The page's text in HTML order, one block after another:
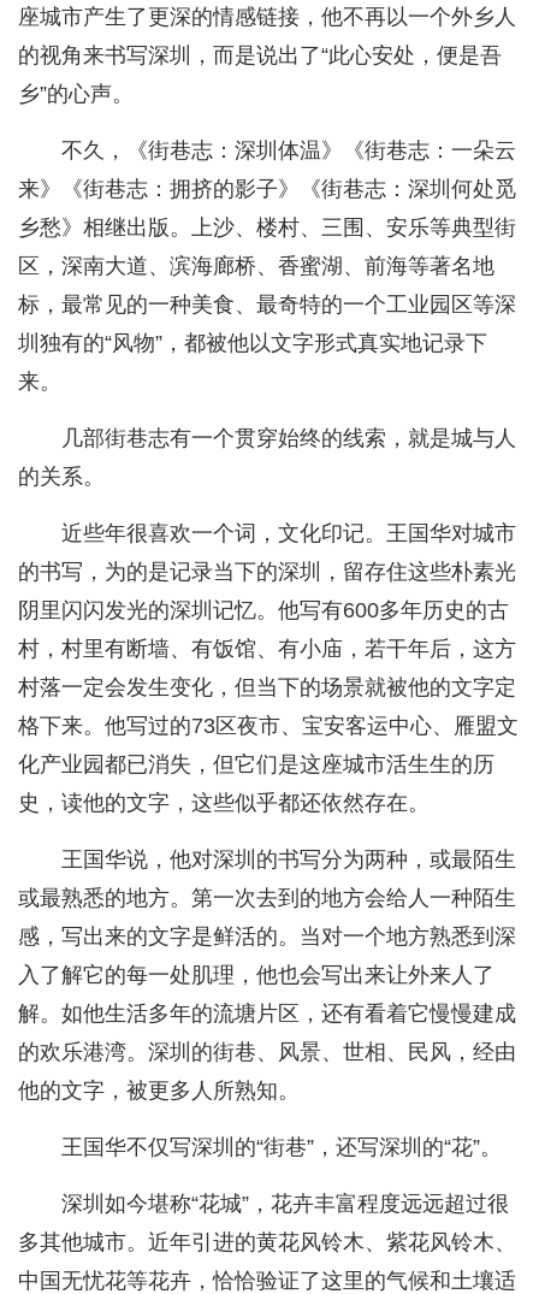
座城市产生了更深的情感链接，他不再以一个外乡人
的视角来书写深圳，而是说出了“此心安处，便是吾
乡”的心声。
不久，《街巷志：深圳体温》《街巷志：一朵云
来》《街巷志：拥挤的影子》《街巷志：深圳何处觅
乡愁》相继出版。上沙、楼村、三围、安乐等典型街
区，深南大道、滨海廊桥、香蜜湖、前海等著名地
标，最常见的一种美食、最奇特的一个工业园区等深
圳独有的“风物”，都被他以文字形式真实地记录下
来。
几部街巷志有一个贯穿始终的线索，就是城与人
的关系。
近些年很喜欢一个词，文化印记。王国华对城市
的书写，为的是记录当下的深圳，留存住这些朴素光
阴里闪闪发光的深圳记忆。他写有600多年历史的古
村，村里有断墙、有饭馆、有小庙，若干年后，这方
村落一定会发生变化，但当下的场景就被他的文字定
格下来。他写过的73区夜市、宝安客运中心、雁盟文
化产业园都已消失，但它们是这座城市活生生的历
史，读他的文字，这些似乎都还依然存在。
王国华说，他对深圳的书写分为两种，或最陌生
或最熟悉的地方。第一次去到的地方会给人一种陌生
感，写出来的文字是鲜活的。当对一个地方熟悉到深
入了解它的每一处肌理，他也会写出来让外来人了
解。如他生活多年的流塘片区，还有看着它慢慢建成
的欢乐港湾。深圳的街巷、风景、世相、民风，经由
他的文字，被更多人所熟知。
王国华不仅写深圳的“街巷”，还写深圳的“花”。
深圳如今堪称“花城”，花卉丰富程度远远超过很
多其他城市。近年引进的黄花风铃木、紫花风铃木、
中国无忧花等花卉，恰恰验证了这里的气候和土壤适